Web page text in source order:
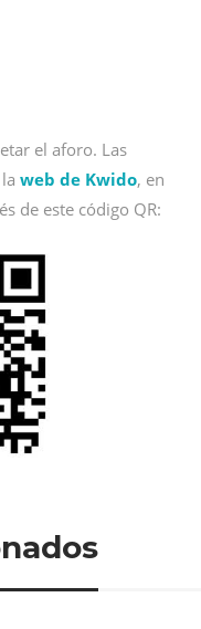
el aforo. Las
web de Kwido, en
de este código QR: